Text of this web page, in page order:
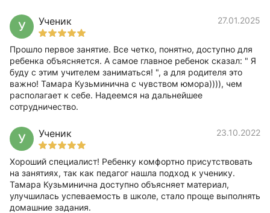
У Ученик 27.01.2025
Прошло первое занятие. Все четко, понятно, доступно для
ребенка объясняется. А самое главное ребенок сказал: " Я
буду с этим учителем заниматься! ", а для родителя это
важно! Тамара Кузьминична с чувством юмора)))), чем
располагает к себе. Надеемся на дальнейшее
сотрудничество.
У Ученик 23.10.2022
Хороший специалист! Ребенку комфортно присутствовать
на занятиях, так как педагог нашла подход к ученику.
Тамара Кузьминична доступно объясняет материал,
улучшилась успеваемость в школе, стало проще выполнять
домашние задания.